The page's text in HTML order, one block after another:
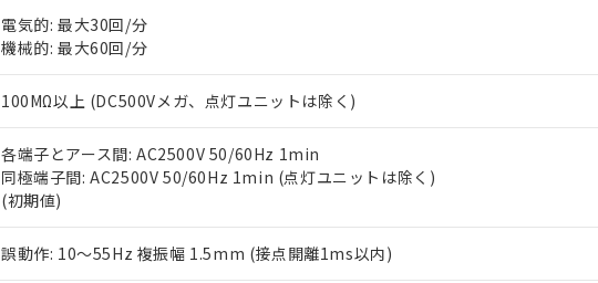
電気的: 最大30回/分
機械的: 最大60回/分
100MΩ以上 (DC500Vメガ、点灯ユニットは除く)
各端子とアース間: AC2500V 50/60Hz 1min
同極端子間: AC2500V 50/60Hz 1min (点灯ユニットは除く)
(初期値)
誤動作: 10～55Hz 複振幅 1.5mm (接点開離1ms以内)
51物質の非含有証明書（当社基準）
※本証明書は発行日時点で非含有を証明するもので、過去に遡って非含有を証
また、RoHS指令のフタル酸エステル類４物質の対応では、対応完了までの
混在することから備考欄に対応日を記載しておりました。
既に当社にて対応品への在庫切替を完了していることから、特段のことがな
り割愛しております。